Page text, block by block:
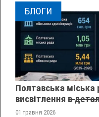
БЛОГИ
Полтавська
висвітлення в̶
01 травня 2026